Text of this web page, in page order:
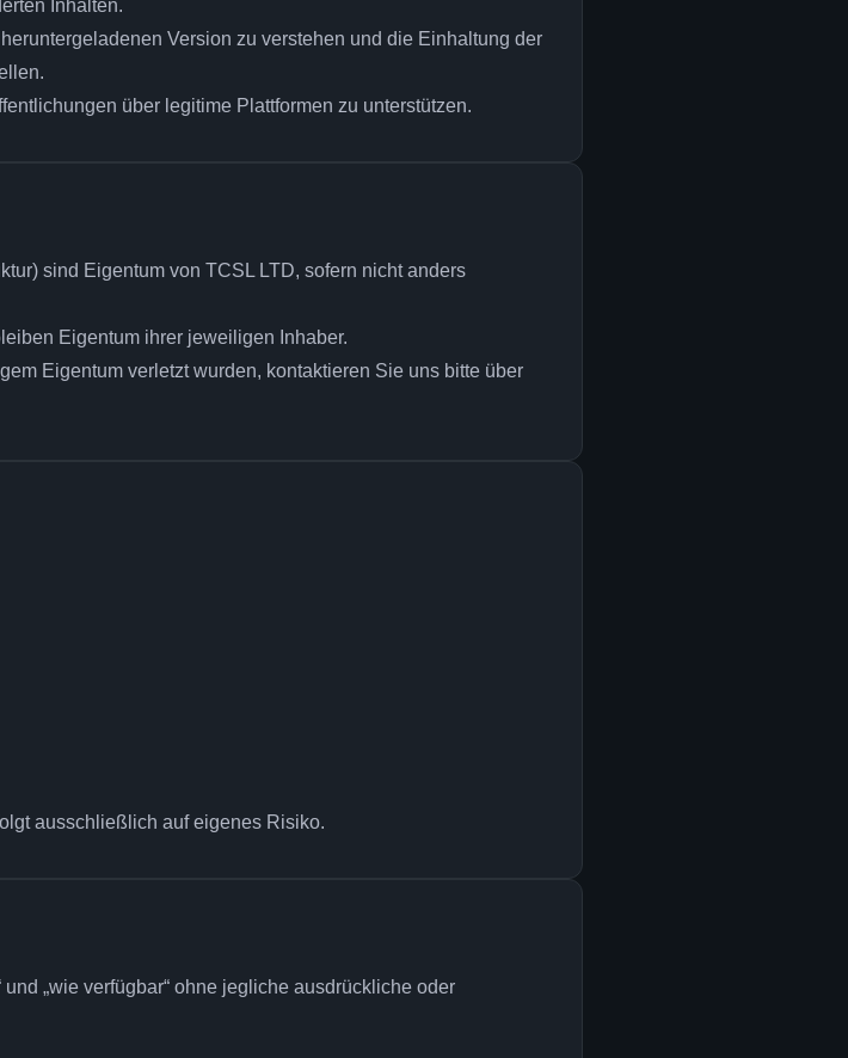
Inhalten.
Version zu verstehen und die Einhaltung der
über legitime Plattformen zu unterstützen.
sind Eigentum von TCSL LTD, sofern nicht anders
Eigentum ihrer jeweiligen Inhaber.
Eigentum verletzt wurden, kontaktieren Sie uns bitte über
ausschließlich auf eigenes Risiko.
„wie verfügbar“ ohne jegliche ausdrückliche oder